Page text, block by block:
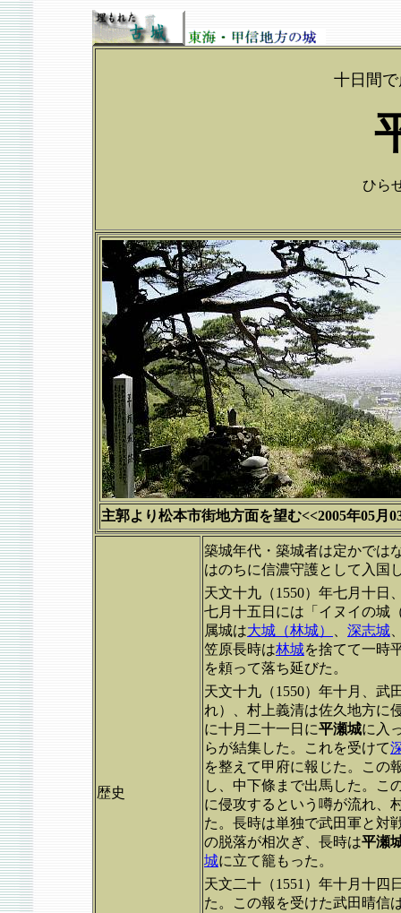
十日間
ひら
主郭より松本市街地方面を望む<<2005年05月
歴史
築城年代・築城者は定かでは
はのちに信濃守護として入国
天文十九（1550）年七月十日
七月十五日には「イヌイの城
属城は大城（林城） 深志城
笠原長時は林城を捨てて一時
を頼って落ち延びた。
天文十九（1550）年十月、武
れ）、村上義清は佐久地方に
に十月二十一日に平瀬城に入
らが結集した。これを受けて
を整えて甲府に報じた。この
し、中下條まで出馬した。こ
に侵攻するという噂が流れ、
た。長時は単独で武田軍と対
の脱落が相次ぎ、長時は平瀬
城に立て籠もった。
天文二十（1551）年十月十四
た。この報を受けた武田晴信